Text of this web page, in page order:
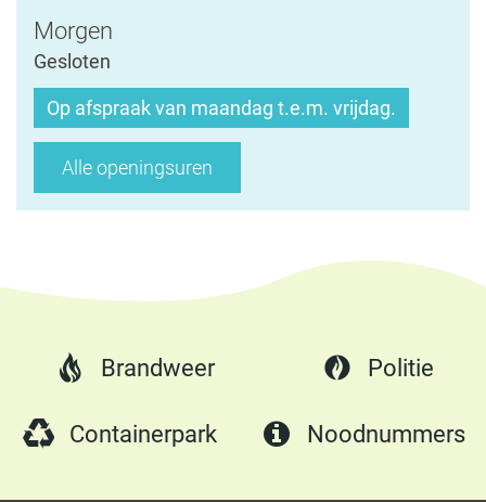
Openingsuren
Morgen
Gesloten
Op afspraak van maandag t.e.m. vrijdag.
Alle openingsuren
van
Brandweer Politie
Containerpark Noodnummers